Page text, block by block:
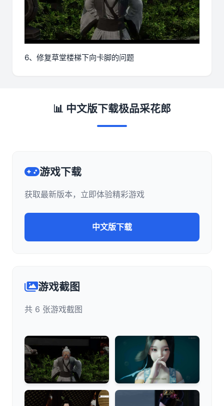
6、修复草堂楼梯下向卡脚的问题
📊 中文版下载极品采花郎
游戏下载
获取最新版本，立即体验精彩游戏
中文版下载
游戏截图
共 6 张游戏截图